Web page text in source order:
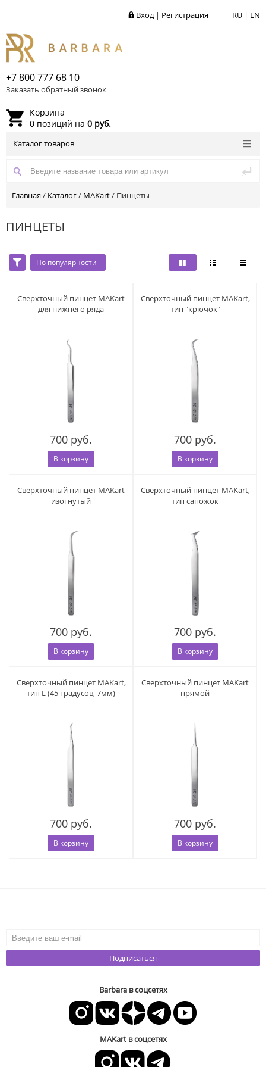
RU | EN
Вход| Регистрация
+7 800 777 68 10
Заказать обратный звонок
Корзина
0 позиций на 0 руб.
Каталог товаров
Главная / Каталог/ MAKart/ Пинцеты
ПИНЦЕТЫ
По популярности
По алфавиту Я-А
По цене ▼
Сверхточный пинцет MAKart
для нижнего ряда
700 руб.
В корзину
Сверхточный пинцет MAKart,
тип "крючок"
700 руб.
В корзину
Сверхточный пинцет MAKart
изогнутый
700 руб.
В корзину
Сверхточный пинцет MAKart,
тип сапожок
700 руб.
В корзину
Сверхточный пинцет MAKart,
тип L (45 градусов, 7мм)
700 руб.
В корзину
Сверхточный пинцет MAKart
прямой
700 руб.
В корзину
Подписаться
Barbara в соцсетях
MAKart в соцсетях